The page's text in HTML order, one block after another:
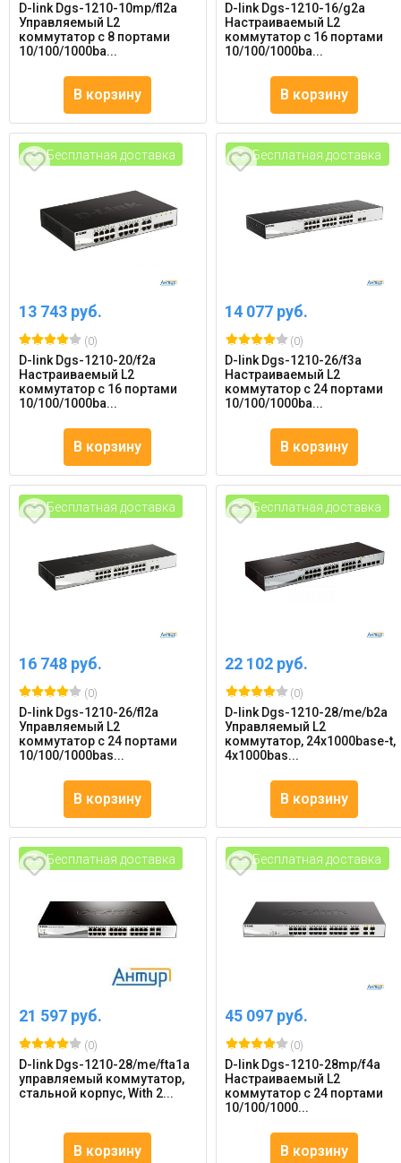
D-link Dgs-1210-10mp/fl2a
Управляемый L2
коммутатор с 8 портами
10/100/1000ba...
В корзину
D-link Dgs-1210-16/g2a
Настраиваемый L2
коммутатор с 16 портами
10/100/1000ba...
В корзину
Бесплатная доставка
13 743 руб.
(0)
D-link Dgs-1210-20/f2a
Настраиваемый L2
коммутатор с 16 портами
10/100/1000ba...
В корзину
Бесплатная доставка
14 077 руб.
(0)
D-link Dgs-1210-26/f3a
Настраиваемый L2
коммутатор с 24 портами
10/100/1000ba...
В корзину
Бесплатная доставка
16 748 руб.
(0)
D-link Dgs-1210-26/fl2a
Управляемый L2
коммутатор с 24 портами
10/100/1000bas...
В корзину
Бесплатная доставка
22 102 руб.
(0)
D-link Dgs-1210-28/me/b2a
Управляемый L2
коммутатор, 24x1000base-t,
4x1000bas...
В корзину
Бесплатная доставка
21 597 руб.
(0)
D-link Dgs-1210-28/me/fta1a
управляемый коммутатор,
стальной корпус, With 2...
В корзину
Бесплатная доставка
45 097 руб.
(0)
D-link Dgs-1210-28mp/f4a
Настраиваемый L2
коммутатор с 24 портами
10/100/1000...
В корзину